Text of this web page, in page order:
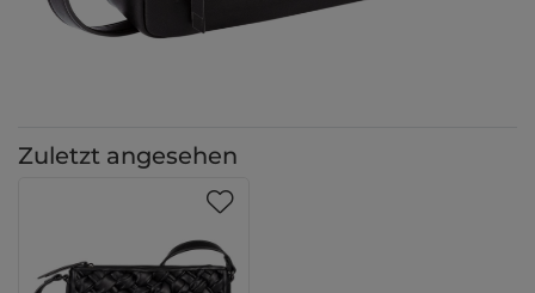
Zuletzt angesehen